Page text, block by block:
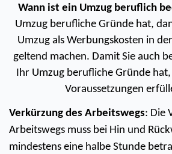
Wann ist ein Umzug beruflich
Umzug berufliche Gründe hat,
Umzug als Werbungskosten in
geltend machen. Damit Sie auch
Ihr Umzug berufliche Gründe
Voraussetzungen
Verkürzung des Arbeitswegs: Die
Arbeitswegs muss bei Hin und
mindestens eine halbe Stunde